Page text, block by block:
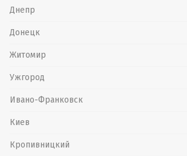
Днепр
Донецк
Житомир
Ужгород
Ивано-Франковск
Киев
Кропивницкий